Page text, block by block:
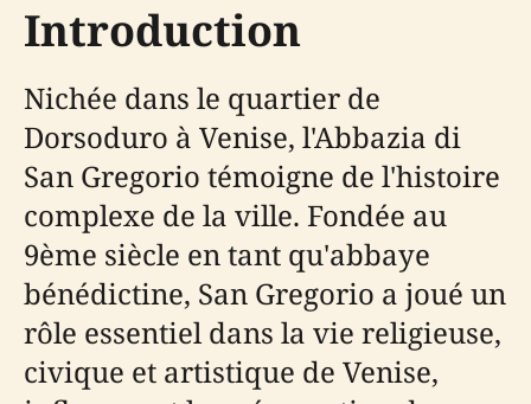
Introduction
Nichée dans le quartier de
Dorsoduro à Venise, l'Abbazia di
San Gregorio témoigne de l'histoire
complexe de la ville. Fondée au
9ème siècle en tant qu'abbaye
bénédictine, San Gregorio a joué un
rôle essentiel dans la vie religieuse,
civique et artistique de Venise,